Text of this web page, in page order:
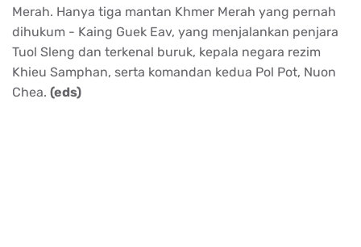
Merah. Hanya tiga mantan Khmer Merah yang pernah
dihukum - Kaing Guek Eav, yang menjalankan penjara
Tuol Sleng dan terkenal buruk, kepala negara rezim
Khieu Samphan, serta komandan kedua Pol Pot, Nuon
Chea. (eds)